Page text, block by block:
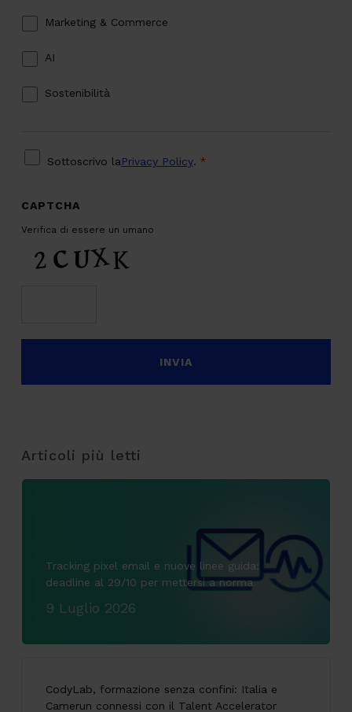
Marketing & Commerce
AI
Sostenibilità
Sottoscrivo laPrivacy Policy. *
CAPTCHA
Verifica di essere un umano
Articoli più letti
Tracking pixel email e nuove linee guida:
deadline al 29/10 per mettersi a norma
9 Luglio 2026
CodyLab, formazione senza confini: Italia e
Camerun connessi con il Talent Accelerator